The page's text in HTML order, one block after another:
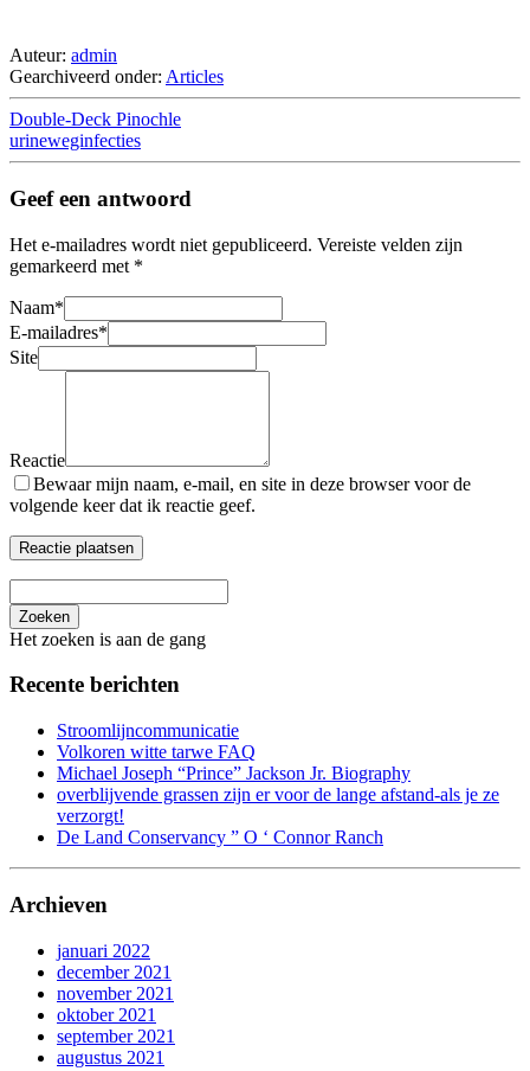
Auteur: admin
Gearchiveerd onder: Articles
Double-Deck Pinochle
urineweginfecties
Geef een antwoord
Het e-mailadres wordt niet gepubliceerd. Vereiste velden zijn
gemarkeerd met *
Naam*
E-mailadres*
Site
Reactie
Bewaar mijn naam, e-mail, en site in deze browser voor de
volgende keer dat ik reactie geef.
Zoeken
Het zoeken is aan de gang
Recente berichten
Stroomlijncommunicatie
Volkoren witte tarwe FAQ
Michael Joseph “Prince” Jackson Jr. Biography
overblijvende grassen zijn er voor de lange afstand-als je ze
verzorgt!
De Land Conservancy ” O ‘ Connor Ranch
Archieven
januari 2022
december 2021
november 2021
oktober 2021
september 2021
augustus 2021